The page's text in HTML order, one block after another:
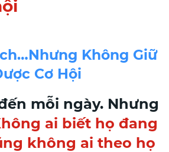
Không Giữ
Cơ Hội
mỗi ngày. Nhưng
ai biết họ đang
không ai theo họ